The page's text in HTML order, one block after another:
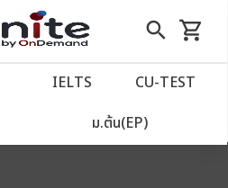
close
search
Skip
to
shopping_cart
รถเข็น
IELTS CU‑TEST
ม.ต้น(EP)
anything for 80000177